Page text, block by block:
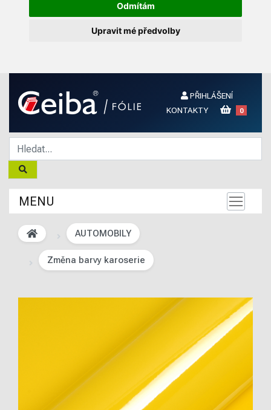
Odmítám
Upravit mé předvolby
PŘIHLÁŠENÍ
KONTAKTY
0
MENU
AUTOMOBILY
Změna barvy karoserie